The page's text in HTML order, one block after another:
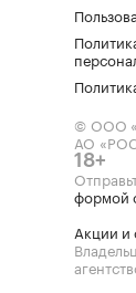
© ООО
АО
18+
формой
Акции и